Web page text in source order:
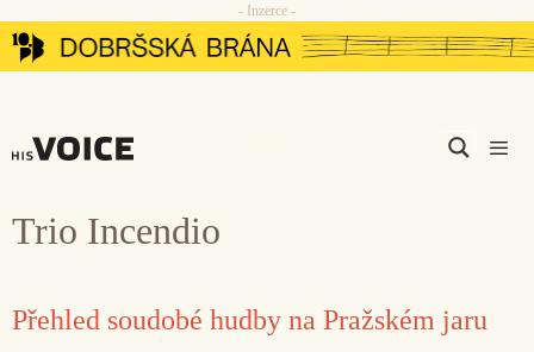
Přeskočit
na
- Inzerce -
Trio Incendio
Přehled soudobé hudby na Pražském jaru